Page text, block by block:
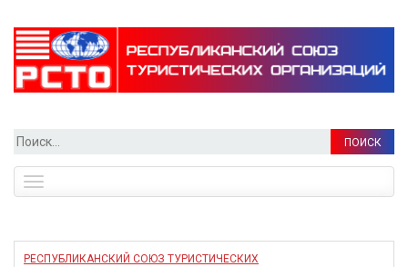
Найти:
navigation
РЕСПУБЛИКАНСКИЙ СОЮЗ ТУРИСТИЧЕСКИХ